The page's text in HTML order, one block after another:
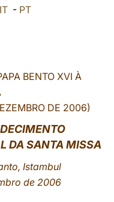
LATINE
IT- PT
BENTO XVI À
DE 2006)
DA SANTA MISSA
Istambul
de 2006